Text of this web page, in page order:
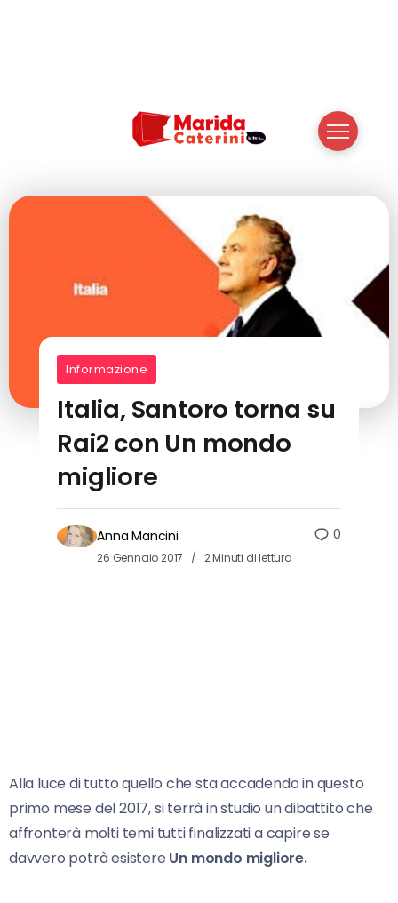
Informazione
Italia, Santoro torna su
Rai2 con Un mondo
migliore
Anna Mancini
26 Gennaio 2017 2 Minuti di lettura
0
Alla luce di tutto quello che sta accadendo in questo
primo mese del 2017, si terrà in studio un dibattito che
affronterà molti temi tutti finalizzati a capire se
davvero potrà esistere Un mondo migliore.